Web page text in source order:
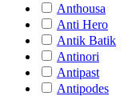
Anthousa
Anti Hero
Antik Batik
Antinori
Antipast
Antipodes